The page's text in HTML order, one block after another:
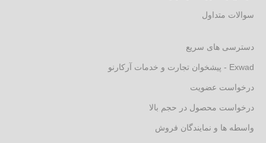
سوالات متداول
دسترسی های سریع
Exwad - پیشخوان تجارت و خدمات آرکارنو
درخواست عضویت
درخواست محصول در حجم بالا
واسطه ها و نمایندگان فروش